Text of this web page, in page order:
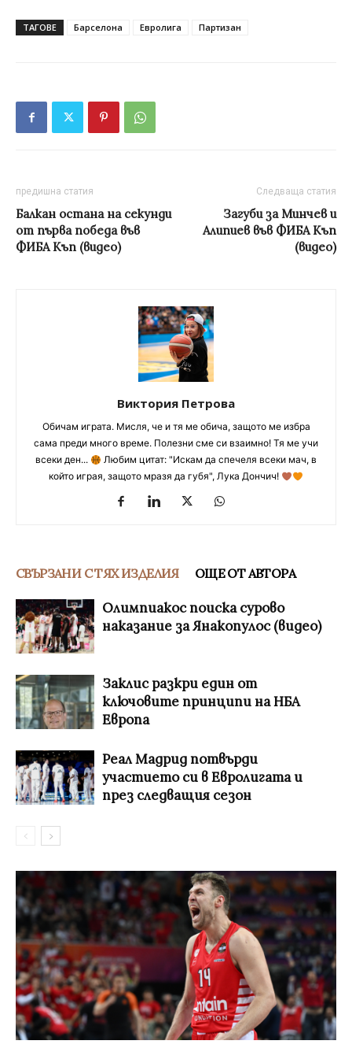
ТАГОВЕ Барселона Евролига Партизан
предишна статия
Балкан остана на секунди
от първа победа във
ФИБА Къп (видео)
Следваща статия
Загуби за Минчев и
Алипиев във ФИБА Къп
(видео)
Виктория Петрова
Обичам играта. Мисля, че и тя ме обича, защото ме избра
сама преди много време. Полезни сме си взаимно! Тя ме учи
всеки ден...
Любим цитат: "Искам да спечеля всеки мач, в
който играя, защото мразя да губя", Лука Дончич!
СВЪРЗАНИ С ТЯХ ИЗДЕЛИЯ ОЩЕ ОТ АВТОРА
Олимпиакос поиска сурово
наказание за Янакопулос (видео)
Заклис разкри един от
ключовите принципи на НБА
Европа
Реал Мадрид потвърди
участието си в Евролигата и
през следващия сезон